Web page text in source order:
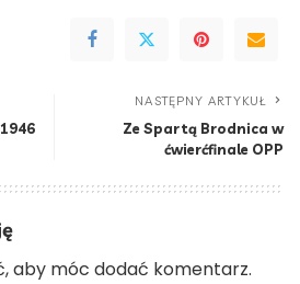
NASTĘPNY ARTYKUŁ
Ze Spartą Brodnica w
ćwierćfinale OPP
, aby móc dodać komentarz.